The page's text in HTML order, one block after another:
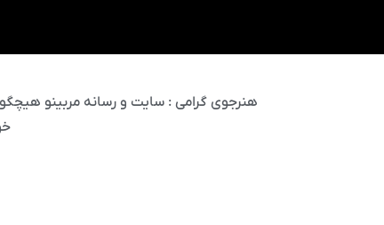
هنرجوی گرامی : سایت و رسانه مربینو